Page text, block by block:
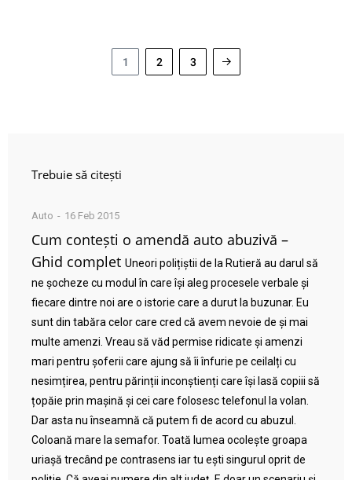
1 2 3
Trebuie să citești
Auto 16 Feb 2015
Cum contești o amendă auto abuzivă –
Ghid complet Uneori polițiștii de la Rutieră au darul să
ne șocheze cu modul în care își aleg procesele verbale și
fiecare dintre noi are o istorie care a durut la buzunar. Eu
sunt din tabăra celor care cred că avem nevoie de și mai
multe amenzi. Vreau să văd permise ridicate și amenzi
mari pentru șoferii care ajung să îi înfurie pe ceilalți cu
nesimțirea, pentru părinții inconștienți care își lasă copiii să
țopăie prin mașină și cei care folosesc telefonul la volan.
Dar asta nu înseamnă că putem fi de acord cu abuzul.
Coloană mare la semafor. Toată lumea ocolește groapa
uriașă trecând pe contrasens iar tu ești singurul oprit de